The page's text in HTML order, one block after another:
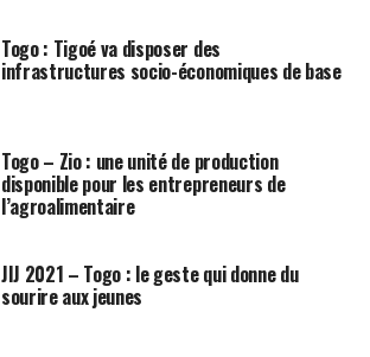
Togo : Tigoé va disposer des
infrastructures socio-économiques de base
Togo – Zio : une unité de production
disponible pour les entrepreneurs de
l’agroalimentaire
JIJ 2021 – Togo : le geste qui donne du
sourire aux jeunes